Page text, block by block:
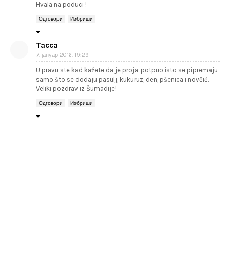
Hvala na poduci !
Одговори Избриши
Tacca
7. јануар 2016. 19:29
U pravu ste kad kažete da je proja, potpuo isto se pipremaju
samo što se dodaju pasulj, kukuruz, den, pšenica i novčić.
Veliki pozdrav iz Šumadije!
Одговори Избриши